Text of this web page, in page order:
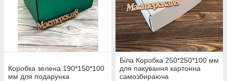
Коробка зелена 190*150*100
мм для подарунка
Біла Коробка 250*250*100 мм
для пакування картонна
самозбираюча